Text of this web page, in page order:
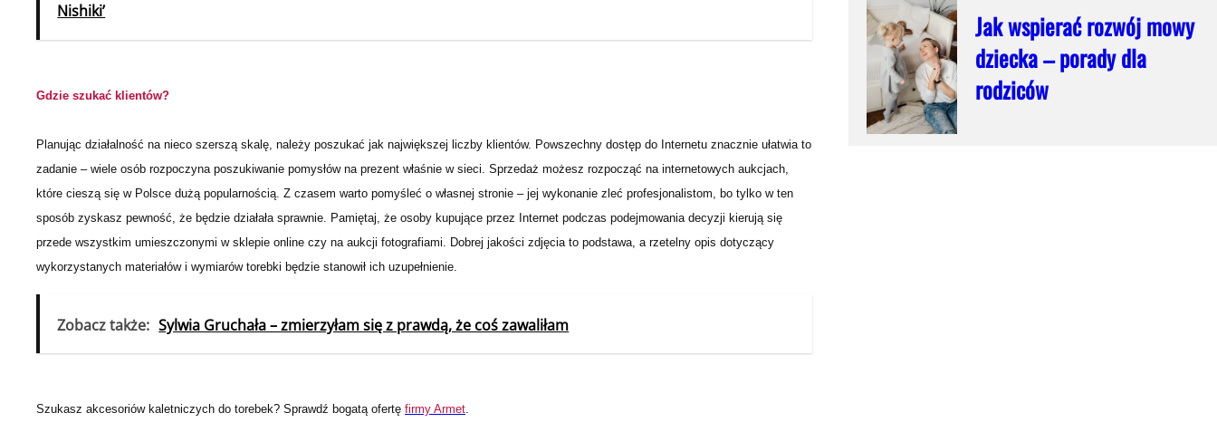
Nishiki’
Gdzie szukać klientów?
Planując działalność na nieco szerszą skalę, należy poszukać jak największej liczby klientów. Powszechny dostęp do Internetu znacznie ułatwia to
zadanie – wiele osób rozpoczyna poszukiwanie pomysłów na prezent właśnie w sieci. Sprzedaż możesz rozpocząć na internetowych aukcjach,
które cieszą się w Polsce dużą popularnością. Z czasem warto pomyśleć o własnej stronie – jej wykonanie zleć profesjonalistom, bo tylko w ten
sposób zyskasz pewność, że będzie działała sprawnie. Pamiętaj, że osoby kupujące przez Internet podczas podejmowania decyzji kierują się
przede wszystkim umieszczonymi w sklepie online czy na aukcji fotografiami. Dobrej jakości zdjęcia to podstawa, a rzetelny opis dotyczący
wykorzystanych materiałów i wymiarów torebki będzie stanowił ich uzupełnienie.
Zobacz także: Sylwia Gruchała – zmierzyłam się z prawdą, że coś zawaliłam
Szukasz akcesoriów kaletniczych do torebek? Sprawdź bogatą ofertę firmy Armet.
Jak wspierać rozwój mowy
dziecka – porady dla
rodziców